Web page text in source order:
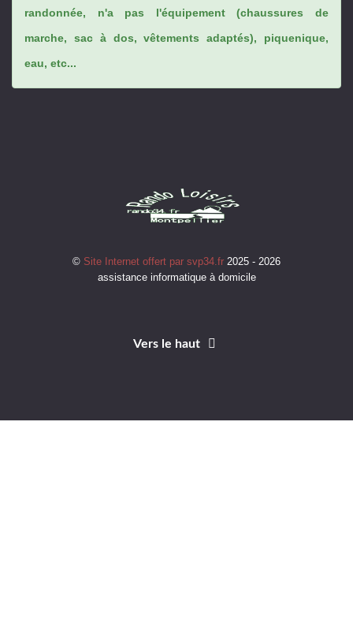
randonnée, n'a pas l'équipement (chaussures de
marche, sac à dos, vêtements adaptés), piquenique,
eau, etc...
© Site Internet offert par svp34.fr 2025 - 2026
assistance informatique à domicile
Vers le haut